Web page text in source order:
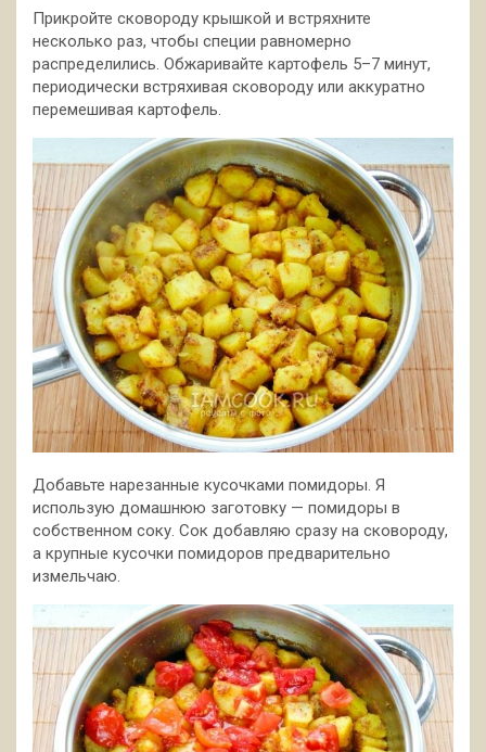
Прикройте сковороду крышкой и встряхните
несколько раз, чтобы специи равномерно
распределились. Обжаривайте картофель 5–7 минут,
периодически встряхивая сковороду или аккуратно
перемешивая картофель.
Добавьте нарезанные кусочками помидоры. Я
использую домашнюю заготовку — помидоры в
собственном соку. Сок добавляю сразу на сковороду,
а крупные кусочки помидоров предварительно
измельчаю.